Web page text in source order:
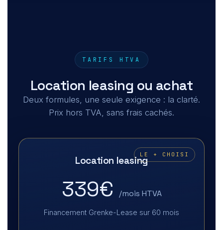
TARIFS HTVA
Location leasing ou achat
Deux formules, une seule exigence : la clarté.
Prix hors TVA, sans frais cachés.
LE + CHOISI
Location leasing
339€ /mois HTVA
Financement Grenke-Lease sur 60 mois